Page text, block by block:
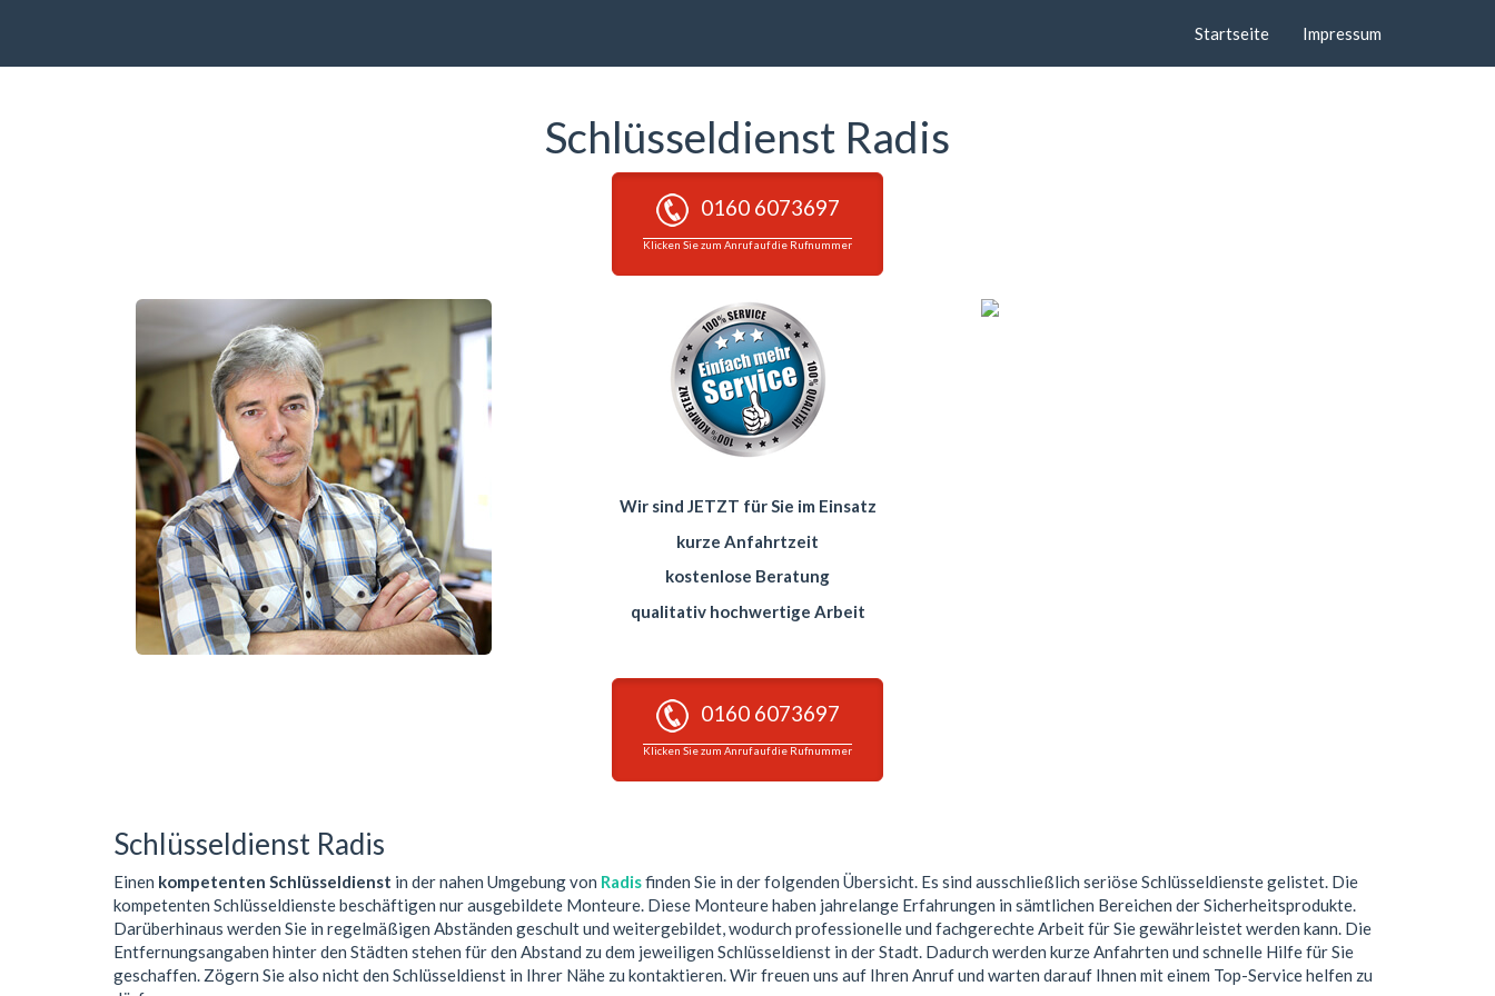
Startseite Impressum
Schlüsseldienst Radis
0160 6073697
Klicken Sie zum Anruf auf die Rufnummer
Wir sind JETZT für Sie im Einsatz
kurze Anfahrtzeit
kostenlose Beratung
qualitativ hochwertige Arbeit
0160 6073697
Klicken Sie zum Anruf auf die Rufnummer
Schlüsseldienst Radis
Einen kompetenten Schlüsseldienst in der nahen Umgebung von Radisfinden Sie in der folgenden Übersicht. Es sind ausschließlich seriöse Schlüsseldienste gelistet. Die
kompetenten Schlüsseldienste beschäftigen nur ausgebildete Monteure. Diese Monteure haben jahrelange Erfahrungen in sämtlichen Bereichen der Sicherheitsprodukte.
Darüberhinaus werden Sie in regelmäßigen Abständen geschult und weitergebildet, wodurch professionelle und fachgerechte Arbeit für Sie gewährleistet werden kann. Die
Entfernungsangaben hinter den Städten stehen für den Abstand zu dem jeweiligen Schlüsseldienst in der Stadt. Dadurch werden kurze Anfahrten und schnelle Hilfe für Sie
geschaffen. Zögern Sie also nicht den Schlüsseldienst in Ihrer Nähe zu kontaktieren. Wir freuen uns auf Ihren Anruf und warten darauf Ihnen mit einem Top-Service helfen zu